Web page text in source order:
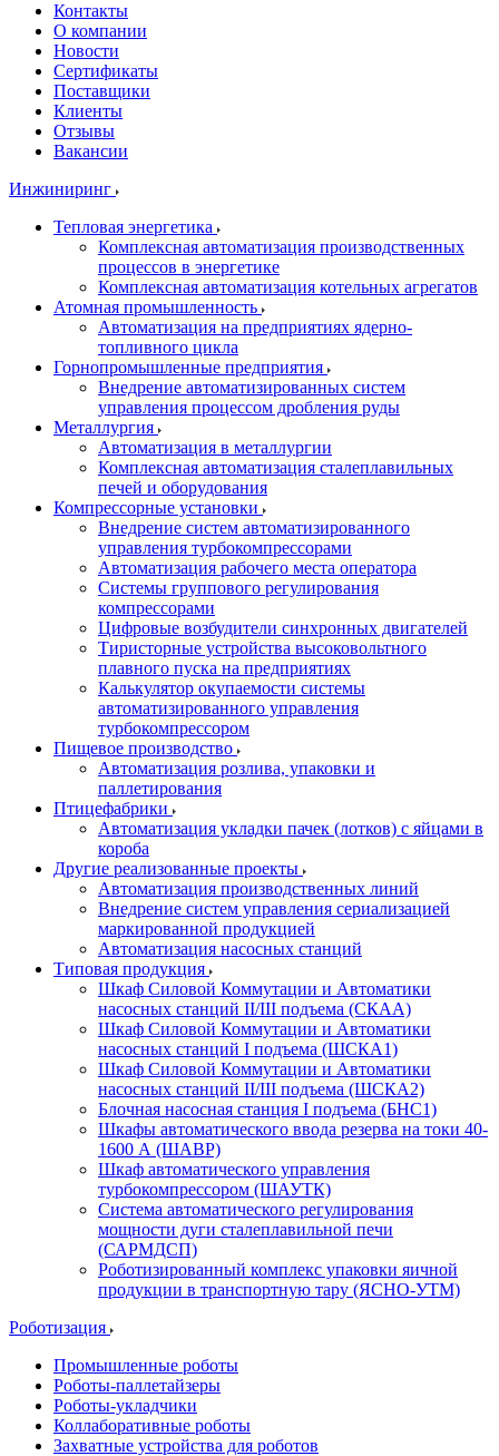
Контакты
О компании
Новости
Сертификаты
Поставщики
Клиенты
Отзывы
Вакансии
Инжиниринг
Тепловая энергетика
Комплексная автоматизация производственных
процессов в энергетике
Комплексная автоматизация котельных агрегатов
Атомная промышленность
Автоматизация на предприятиях ядерно-
топливного цикла
Горнопромышленные предприятия
Внедрение автоматизированных систем
управления процессом дробления руды
Металлургия
Автоматизация в металлургии
Комплексная автоматизация сталеплавильных
печей и оборудования
Компрессорные установки
Внедрение систем автоматизированного
управления турбокомпрессорами
Автоматизация рабочего места оператора
Системы группового регулирования
компрессорами
Цифровые возбудители синхронных двигателей
Тиристорные устройства высоковольтного
плавного пуска на предприятиях
Калькулятор окупаемости системы
автоматизированного управления
турбокомпрессором
Пищевое производство
Автоматизация розлива, упаковки и
паллетирования
Птицефабрики
Автоматизация укладки пачек (лотков) с яйцами в
короба
Другие реализованные проекты
Автоматизация производственных линий
Внедрение систем управления сериализацией
маркированной продукцией
Автоматизация насосных станций
Типовая продукция
Шкаф Силовой Коммутации и Автоматики
насосных станций II/III подъема (СКАА)
Шкаф Силовой Коммутации и Автоматики
насосных станций I подъема (ШСКА1)
Шкаф Силовой Коммутации и Автоматики
насосных станций II/III подъема (ШСКА2)
Блочная насосная станция I подъема (БНС1)
Шкафы автоматического ввода резерва на токи 40-
1600 А (ШАВР)
Шкаф автоматического управления
турбокомпрессором (ШАУТК)
Система автоматического регулирования
мощности дуги сталеплавильной печи
(САРМДСП)
Роботизированный комплекс упаковки яичной
продукции в транспортную тару (ЯСНО-УТМ)
Роботизация
Промышленные роботы
Роботы-паллетайзеры
Роботы-укладчики
Коллаборативные роботы
Захватные устройства для роботов